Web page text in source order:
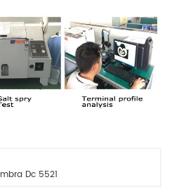
Dc 5521